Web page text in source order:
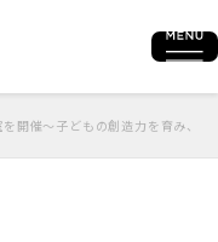
開催～子どもの創造力を育み、